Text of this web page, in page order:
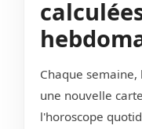
Chaque semaine,
une nouvelle
l'horoscope